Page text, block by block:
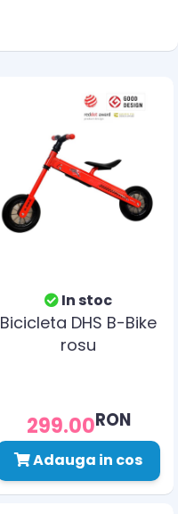
In stoc
Bicicleta DHS B-Bike
rosu
299.00RON
Adauga in cos